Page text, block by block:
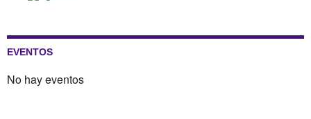
EVENTOS
No hay eventos